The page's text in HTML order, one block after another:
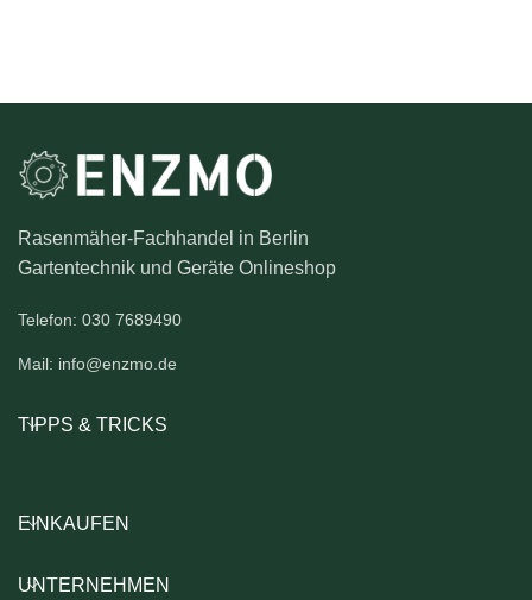
Rasenmäher-Fachhandel in Berlin
Gartentechnik und Geräte Onlineshop
Telefon: 030 7689490
Mail: info@enzmo.de
TIPPS & TRICKS
EINKAUFEN
UNTERNEHMEN